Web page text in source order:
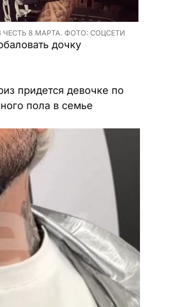
8 МАРТА. ФОТО: СОЦСЕТИ
дочку
придется девочке по
пола в семье